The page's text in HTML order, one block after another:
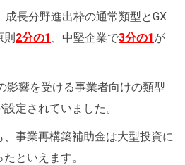
長分野進出枠の通常類型とGX
則2分の1 、中堅企業で3分の1が
影響を受ける事業者向けの類型
定されていました。
事業再構築補助金は大型投資に
といえます。